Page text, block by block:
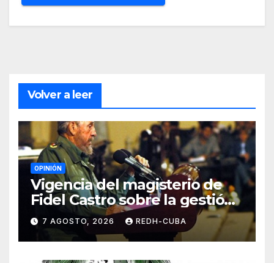
Volver a leer
OPINIÓN
Vigencia del magisterio de
Fidel Castro sobre la gestión
del liderazgo revolucionario.
Por Jorge Luís Guach Estévez
7 AGOSTO, 2026 REDH-CUBA